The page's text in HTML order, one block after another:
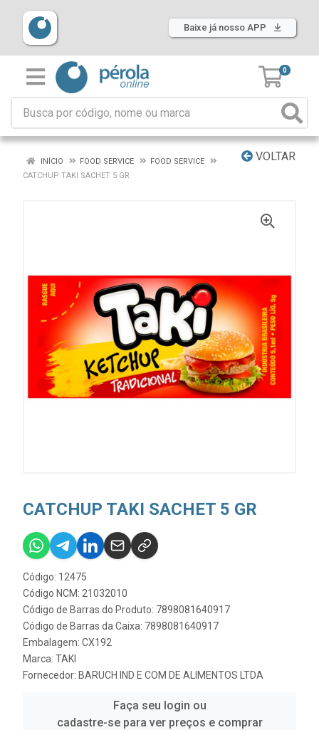
Baixe já nosso APP
0
VOLTAR
INÍCIO FOOD SERVICE
FOOD SERVICE
CATCHUP TAKI SACHET 5 GR
CATCHUP TAKI SACHET 5 GR
Código: 12475
Código NCM: 21032010
Código de Barras do Produto: 7898081640917
Código de Barras da Caixa: 7898081640917
Embalagem: CX192
Marca: TAKI
Fornecedor: BARUCH IND E COM DE ALIMENTOS LTDA
Faça seu login ou
cadastre-se para ver preços e comprar